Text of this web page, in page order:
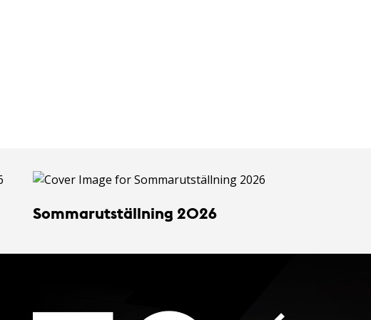
Sommarutställning 2026